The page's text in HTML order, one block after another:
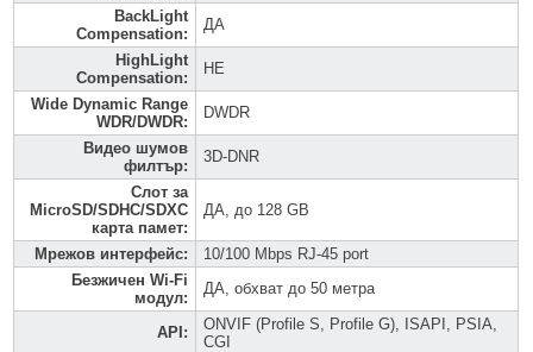
BackLight
Compensation:
ДА
HighLight
Compensation:
НЕ
Wide Dynamic Range
WDR/DWDR:
DWDR
Видео шумов
филтър:
3D-DNR
Слот за
MicroSD/SDHC/SDXC
карта памет:
ДА, до 128 GB
Мрежов интерфейс:
10/100 Mbps RJ-45 port
Безжичен Wi-Fi
модул:
ДА, обхват до 50 метра
API:
ONVIF (Profile S, Profile G), ISAPI, PSIA,
CGI